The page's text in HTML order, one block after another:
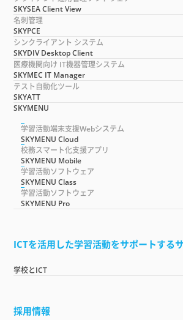
SKYSEA Client View
名刺管理
SKYPCE
シンクライアント システム
SKYDIV Desktop Client
医療機関向け IT機器管理システム
SKYMEC IT Manager
テスト自動化ツール
SKYATT
SKYMENU
学習活動端末支援Webシステム
SKYMENU Cloud
校務スマート化支援アプリ
SKYMENU Mobile
学習活動ソフトウェア
SKYMENU Class
学習活動ソフトウェア
SKYMENU Pro
ICTを活用した学習活動をサポートする
学校とICT
採用情報